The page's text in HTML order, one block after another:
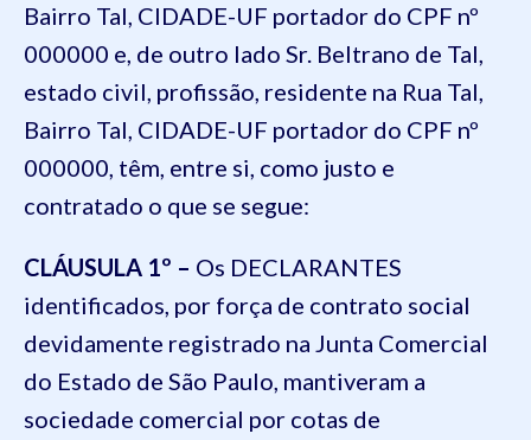
Bairro Tal, CIDADE-UF portador do CPF nº
000000 e, de outro lado Sr. Beltrano de Tal,
estado civil, profissão, residente na Rua Tal,
Bairro Tal, CIDADE-UF portador do CPF nº
000000, têm, entre si, como justo e
contratado o que se segue:
CLÁUSULA 1º – Os DECLARANTES
identificados, por força de contrato social
devidamente registrado na Junta Comercial
do Estado de São Paulo, mantiveram a
sociedade comercial por cotas de